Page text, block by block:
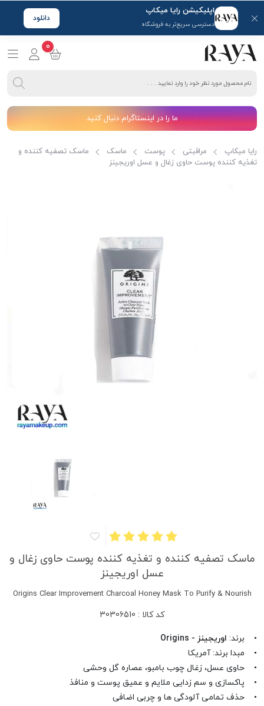
اپلیکیشن رایا میکاپ
دسترسی سریع‌تر به فروشگاه
دانلود
0
ما را در اینستاگرام دنبال کنید
رایا میکاپ مراقبتی پوست ماسک
ماسک تصفیه کننده و
تغذیه کننده پوست حاوی زغال و عسل اوریجینز
ماسک تصفیه کننده و تغذیه کننده پوست حاوی زغال و
عسل اوریجینز
Origins Clear Improvement Charcoal Honey Mask To Purify & Nourish
کد کالا : 30306510
• برند: اوریجینز - Origins
• مبدا برند: آمریکا
• حاوی عسل، زغال چوب بامبو، عصاره گل وحشی
• پاکسازی و سم زدایی ملایم و عمیق پوست و منافذ
• حذف تمامی آلودگی ها و چربی اضافی